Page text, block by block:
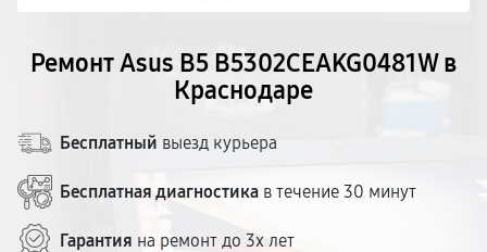
Ремонт Asus B5 B5302CEAKG0481W в
Краснодаре
Бесплатный выезд курьера
Бесплатная диагностика в течение 30 минут
Гарантия на ремонт до 3х лет